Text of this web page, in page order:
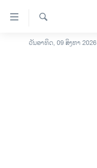
ລິ້ງ
ສຳຫລັບ
ໂຮມເພຈ
ຄົ້ນຫາ
ວັນອາທິດ, 09 ສິງຫາ 2026